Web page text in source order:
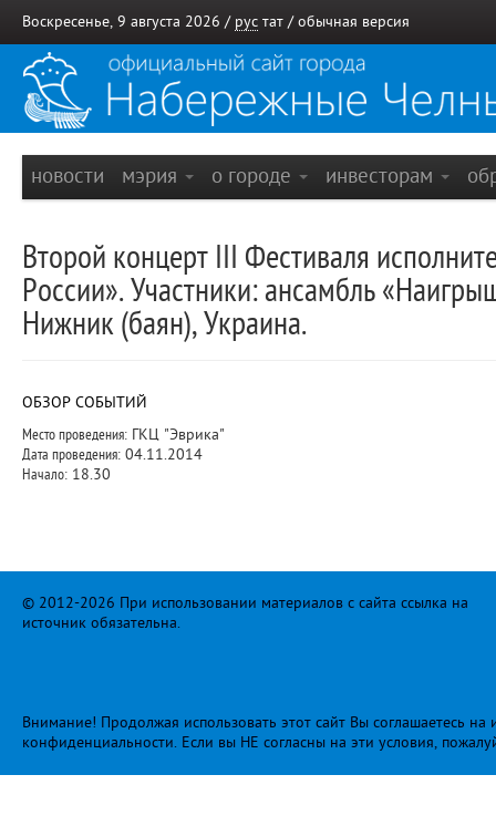
Воскресенье, 9 августа 2026 / рус тат / обычная версия
новости мэрия о городе инвесторам
Второй концерт III Фестиваля
России». Участники: ансамбль
Нижник (баян), Украина.
ОБЗОР СОБЫТИЙ
Место проведения: ГКЦ "Эврика"
Дата проведения: 04.11.2014
Начало: 18.30
© 2012-2026 При использовании материалов с сайта ссылка на
источник обязательна.
Внимание! Продолжая использовать этот сайт Вы соглашаетесь
конфиденциальности. Если вы НЕ согласны на эти условия,